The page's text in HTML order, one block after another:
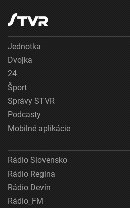
Jednotka
Dvojka
24
Šport
Správy STVR
Podcasty
Mobilné aplikácie
Rádio Slovensko
Rádio Regina
Rádio Devín
Rádio_FM